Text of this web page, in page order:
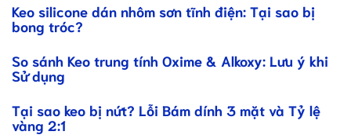
Keo silicone dán nhôm sơn tĩnh điện: Tại sao bị
bong tróc?
So sánh Keo trung tính Oxime & Alkoxy: Lưu ý khi
Sử dụng
Tại sao keo bị nứt? Lỗi Bám dính 3 mặt và Tỷ lệ
vàng 2:1